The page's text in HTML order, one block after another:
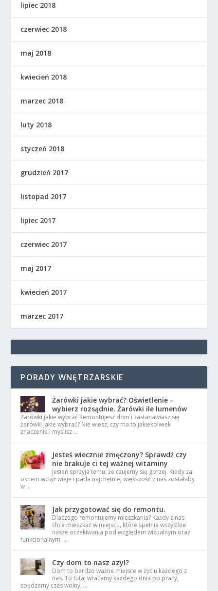
lipiec 2018
czerwiec 2018
maj 2018
kwiecień 2018
marzec 2018
luty 2018
styczeń 2018
grudzień 2017
listopad 2017
lipiec 2017
czerwiec 2017
maj 2017
kwiecień 2017
marzec 2017
PORADY WNĘTRZARSKIE
Żarówki jakie wybrać? Oświetlenie –
wybierz rozsądnie. Żarówki ile lumenów
Żarówki jakie wybrać Remontujesz dom i zastanawiasz się
żarówki jakie wybrać? Nie wiesz, czy ma to jakiekolwiek
znaczenie i myślisz …
Jesteś wiecznie zmęczony? Sprawdź czy
nie brakuje ci tej ważnej witaminy
Jesień sprzyja temu, że czujemy się gorzej. Kiedy za
oknem wciąż wieje i pada najchętniej większość z nas zostałaby
w …
Jak przygotować się do remontu.
Dlaczego remontujemy mieszkania? Każdy z nas
chce mieszkać w miejscu, które spełnia wszystkie
nasze oczekiwania pod względem wizualnym oraz
funkcjonalnym. …
Czy dom to nasz azyl?
Dom to bardzo ważne miejsce w życiu każdego z
nas. To tutaj wracamy każdego dnia po pracy,
spędzamy czas wolny, …